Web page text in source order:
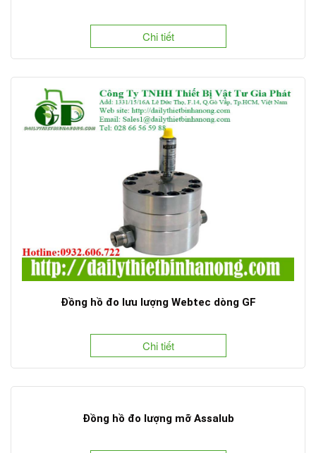
Chi tiết
Đồng hồ đo lưu lượng Webtec dòng GF
Chi tiết
Đồng hồ đo lượng mỡ Assalub